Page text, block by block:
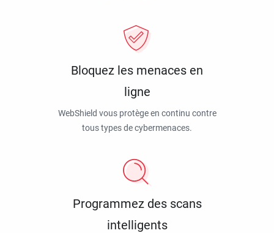
Bloquez les menaces en
ligne
WebShield vous protège en continu contre
tous types de cybermenaces.
Programmez des scans
intelligents